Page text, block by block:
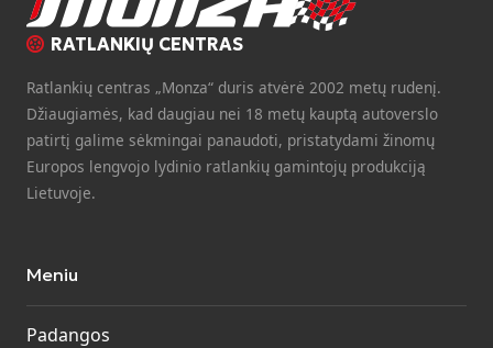
RATLANKIŲ CENTRAS
Ratlankių centras „Monza“ duris atvėrė 2002 metų rudenį.
Džiaugiamės, kad daugiau nei 18 metų kauptą autoverslo
patirtį galime sėkmingai panaudoti, pristatydami žinomų
Europos lengvojo lydinio ratlankių gamintojų produkciją
Lietuvoje.
Meniu
Padangos